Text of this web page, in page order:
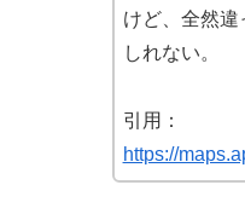
けど、全然違
しれない。
引用：
https://